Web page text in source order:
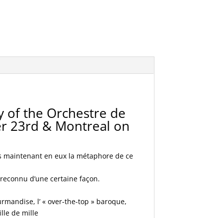
of the Orchestre de
23rd & Montreal on
maintenant en eux la métaphore de ce
d’une certaine façon.
l’ « over-the-top » baroque,
de mille